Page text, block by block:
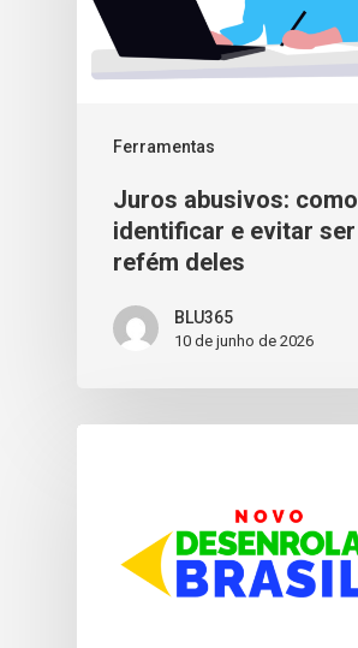
Ferramentas
Juros abusivos: como
identificar e evitar ser
refém deles
BLU365
10 de junho de 2026